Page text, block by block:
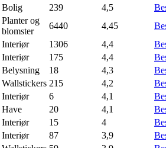
Bolig 239 4,5
Planter og
blomster
6440 4,45
Interiør 1306 4,4
Interiør 175 4,4
Belysning 18 4,3
Wallstickers 215 4,2
Interiør 6 4,1
Have 20 4,1
Interiør 15 4
Interiør 87 3,9